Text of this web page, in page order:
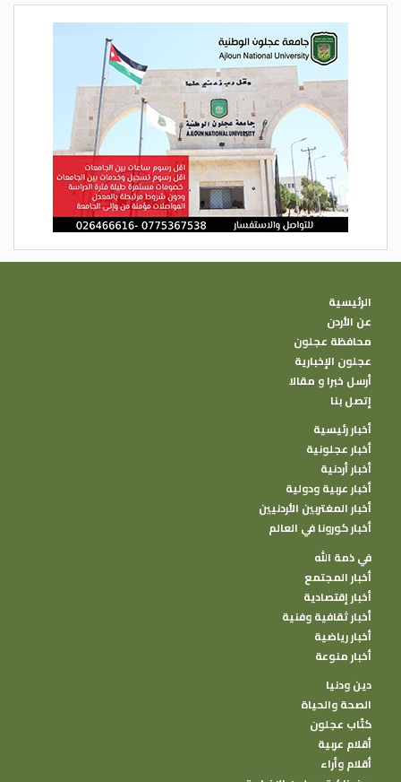
الرئيسية
عن الأردن
محافظة عجلون
عجلون الإخبارية
أرسل خبرا و مقالا
إتصل بنا
أخبار رئيسية
أخبار عجلونية
أخبار أردنية
أخبار عربية ودولية
أخبار المغتربين الأردنيين
أخبار كورونا في العالم
في ذمة الله
أخبار المجتمع
أخبار إقتصادية
أخبار ثقافية وفنية
أخبار رياضية
أخبار منوعة
دين ودنيا
الصحة والحياة
كتًاب عجلون
أقلام عربية
أقلام وأراء